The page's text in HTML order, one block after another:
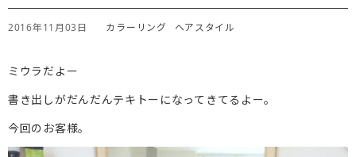
2016年11月03日 カラーリング ヘアスタイル
ミウラだよー
書き出しがだんだんテキトーになってきてるよー。
今回のお客様。